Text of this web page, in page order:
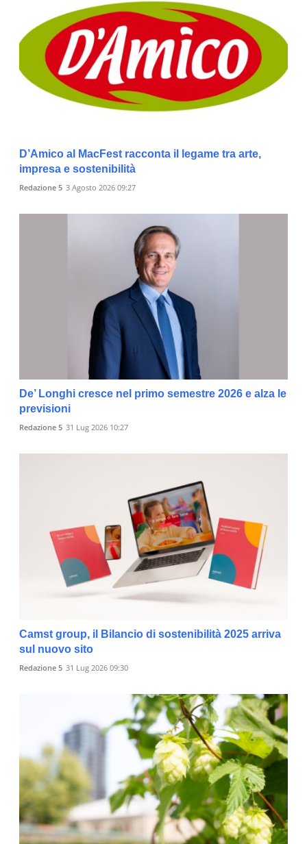
D’Amico al MacFest racconta il legame tra arte,
impresa e sostenibilità
Redazione 5 3 Agosto 2026 09:27
De’ Longhi cresce nel primo semestre 2026 e alza le
previsioni
Redazione 5 31 Lug 2026 10:27
Camst group, il Bilancio di sostenibilità 2025 arriva
sul nuovo sito
Redazione 5 31 Lug 2026 09:30